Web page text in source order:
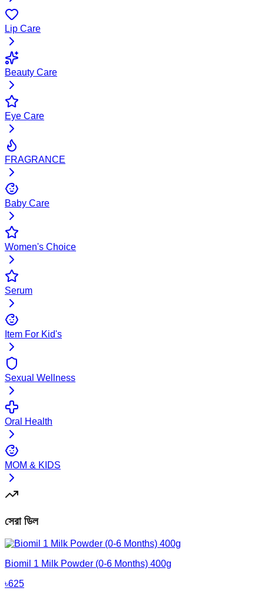
Lip Care
Beauty Care
Eye Care
FRAGRANCE
Baby Care
Women's Choice
Serum
Item For Kid's
Sexual Wellness
Oral Health
MOM & KIDS
সেরা ডিল
Biomil 1 Milk Powder (0-6 Months) 400g
৳625